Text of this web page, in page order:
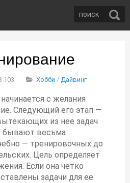
103 Хобби / Дайвинг
с желания
Следующий его этап —
из нее задач
бывают весьма
— тренировочных до
Цель определяет
Если она четко
задачи для ее